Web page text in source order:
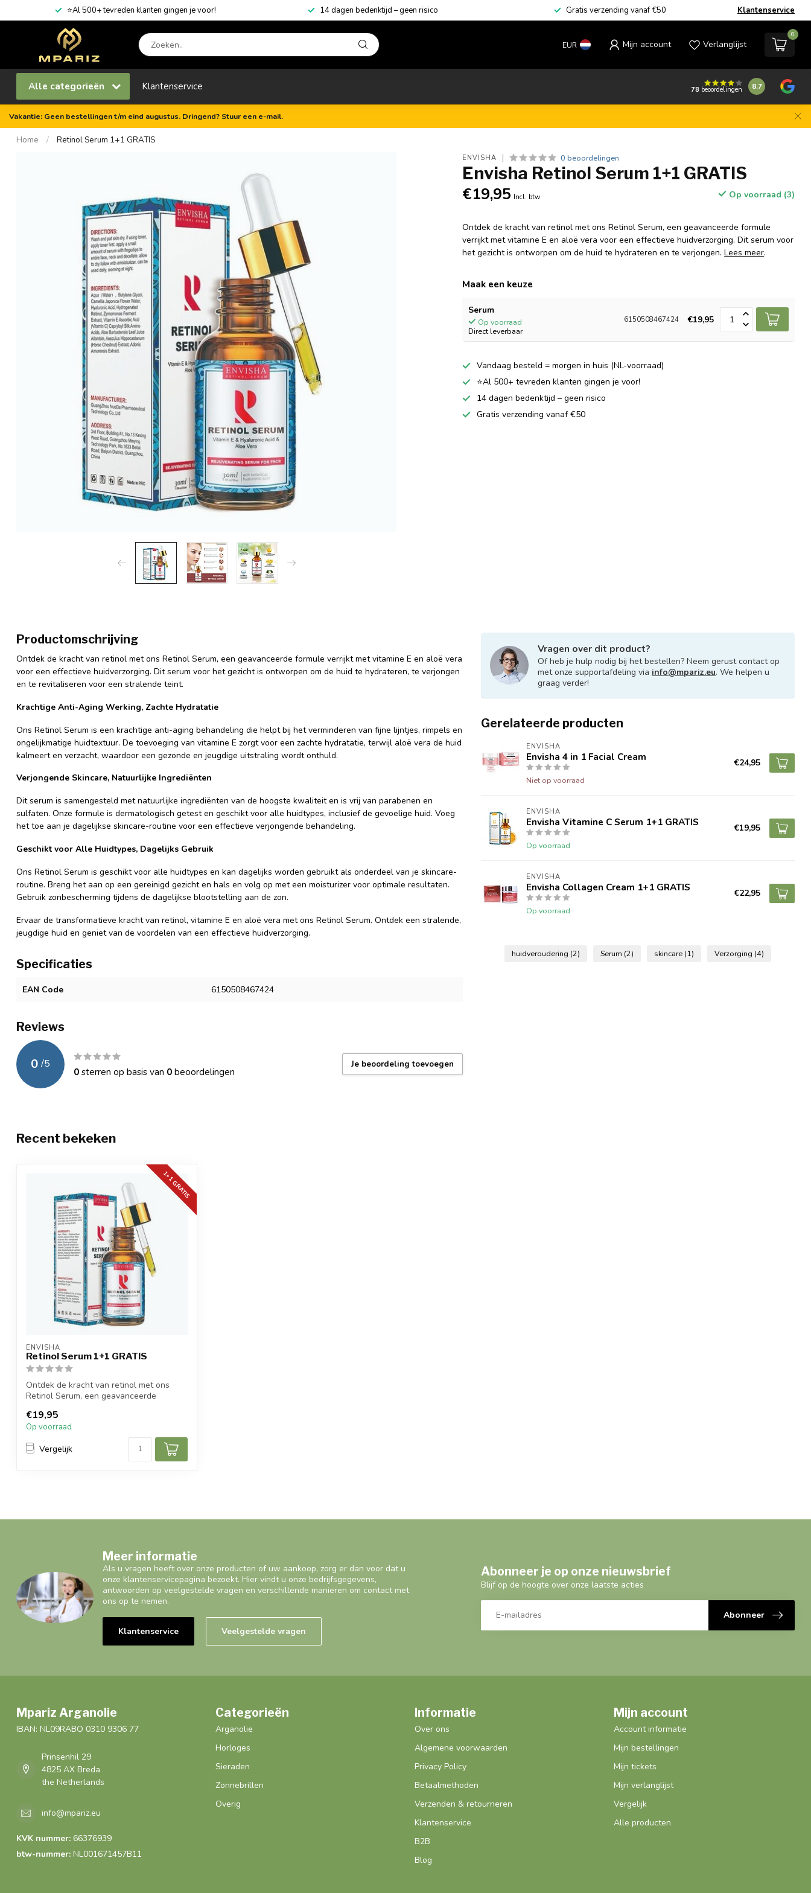
⭐Al 500+ tevreden klanten gingen je voor! 14 dagen bedenktijd – geen risico Gratis verzending vanaf €50 Klantenservice
EUR Mijn account Verlanglijst
0
Alle categorieën Klantenservice 78 beoordelingen 8.7
Vakantie: Geen bestellingen t/m eind augustus. Dringend? Stuur een e-mail.
Home / Retinol Serum 1+1 GRATIS
ENVISHA 0 beoordelingen
Envisha Retinol Serum 1+1 GRATIS
€19,95 Incl. btw Op voorraad (3)
Ontdek de kracht van retinol met ons Retinol Serum, een geavanceerde formule
verrijkt met vitamine E en aloë vera voor een effectieve huidverzorging. Dit serum voor
het gezicht is ontworpen om de huid te hydrateren en te verjongen.Lees meer.
Maak een keuze
Serum
Op voorraad
Direct leverbaar
6150508467424 €19,95
Vandaag besteld = morgen in huis (NL-voorraad)
⭐Al 500+ tevreden klanten gingen je voor!
14 dagen bedenktijd – geen risico
Gratis verzending vanaf €50
Productomschrijving
Ontdek de kracht van retinol met ons Retinol Serum, een geavanceerde formule verrijkt met vitamine E en aloë vera
voor een effectieve huidverzorging. Dit serum voor het gezicht is ontworpen om de huid te hydrateren, te verjongen
en te revitaliseren voor een stralende teint.
Krachtige Anti-Aging Werking, Zachte Hydratatie
Ons Retinol Serum is een krachtige anti-aging behandeling die helpt bij het verminderen van fijne lijntjes, rimpels en
ongelijkmatige huidtextuur. De toevoeging van vitamine E zorgt voor een zachte hydratatie, terwijl aloë vera de huid
kalmeert en verzacht, waardoor een gezonde en jeugdige uitstraling wordt onthuld.
Verjongende Skincare, Natuurlijke Ingrediënten
Dit serum is samengesteld met natuurlijke ingrediënten van de hoogste kwaliteit en is vrij van parabenen en
sulfaten. Onze formule is dermatologisch getest en geschikt voor alle huidtypes, inclusief de gevoelige huid. Voeg
het toe aan je dagelijkse skincare-routine voor een effectieve verjongende behandeling.
Geschikt voor Alle Huidtypes, Dagelijks Gebruik
Ons Retinol Serum is geschikt voor alle huidtypes en kan dagelijks worden gebruikt als onderdeel van je skincare-
routine. Breng het aan op een gereinigd gezicht en hals en volg op met een moisturizer voor optimale resultaten.
Gebruik zonbescherming tijdens de dagelijkse blootstelling aan de zon.
Ervaar de transformatieve kracht van retinol, vitamine E en aloë vera met ons Retinol Serum. Ontdek een stralende,
jeugdige huid en geniet van de voordelen van een effectieve huidverzorging.
Specificaties
EAN Code 6150508467424
Reviews
0 /5
0sterren op basis van 0beoordelingen
Je beoordeling toevoegen
Vragen over dit product?
Of heb je hulp nodig bij het bestellen? Neem gerust contact op
met onze supportafdeling via info@mpariz.eu. We helpen u
graag verder!
Gerelateerde producten
ENVISHA
Envisha 4 in 1 Facial Cream
Niet op voorraad
€24,95
ENVISHA
Envisha Vitamine C Serum 1+1 GRATIS
Op voorraad
€19,95
ENVISHA
Envisha Collagen Cream 1+1 GRATIS
Op voorraad
€22,95
huidveroudering (2) Serum (2) skincare (1) Verzorging (4)
Recent bekeken
1+1 GRATIS
ENVISHA
Retinol Serum 1+1 GRATIS
Ontdek de kracht van retinol met ons
Retinol Serum, een geavanceerde
€19,95
Op voorraad
Vergelijk
Meer informatie
Als u vragen heeft over onze producten of uw aankoop, zorg er dan voor dat u
onze klantenservicepagina bezoekt. Hier vindt u onze bedrijfsgegevens,
antwoorden op veelgestelde vragen en verschillende manieren om contact met
ons op te nemen.
Klantenservice Veelgestelde vragen
Abonneer je op onze nieuwsbrief
Blijf op de hoogte over onze laatste acties
Abonneer
Mpariz Arganolie
IBAN: NL09RABO 0310 9306 77
Prinsenhil 29
4825 AX Breda
the Netherlands
info@mpariz.eu
KVK nummer: 66376939
btw-nummer: NL001671457B11
Categorieën
Arganolie
Horloges
Sieraden
Zonnebrillen
Overig
Informatie
Over ons
Algemene voorwaarden
Privacy Policy
Betaalmethoden
Verzenden & retourneren
Klantenservice
B2B
Blog
Mijn account
Account informatie
Mijn bestellingen
Mijn tickets
Mijn verlanglijst
Vergelijk
Alle producten